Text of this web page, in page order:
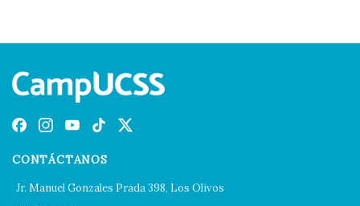
CONTÁCTANOS
Jr. Manuel Gonzales Prada 398, Los Olivos